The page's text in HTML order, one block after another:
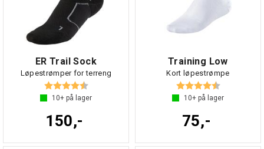
ER Trail Sock
Løpestrømper for terreng
Karakter: 4.8 av 5 mulige
10+ på lager
150,-
Training Low
Kort løpestrømpe
Karakter: 4.3 av 5
10+ på lager
75,-